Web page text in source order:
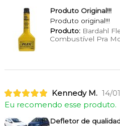
Produto Original!!!
Produto original!!!
Produto:Bardahl
Combustível Pra
Kennedy M. 14/
Eu recomendo esse produto.
Defletor de